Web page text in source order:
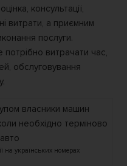
консультації,
витрати, а приємним
послуги.
витрачати час,
обслуговування
на українських номерах